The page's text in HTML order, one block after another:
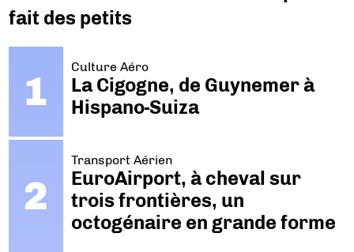
fait des petits
Culture Aéro
La Cigogne, de Guynemer à
Hispano-Suiza
Transport Aérien
EuroAirport, à cheval sur
trois frontières, un
octogénaire en grande forme